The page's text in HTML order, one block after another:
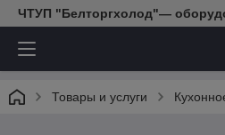
ЧТУП "Белторгхолод"—
Товары и услуги